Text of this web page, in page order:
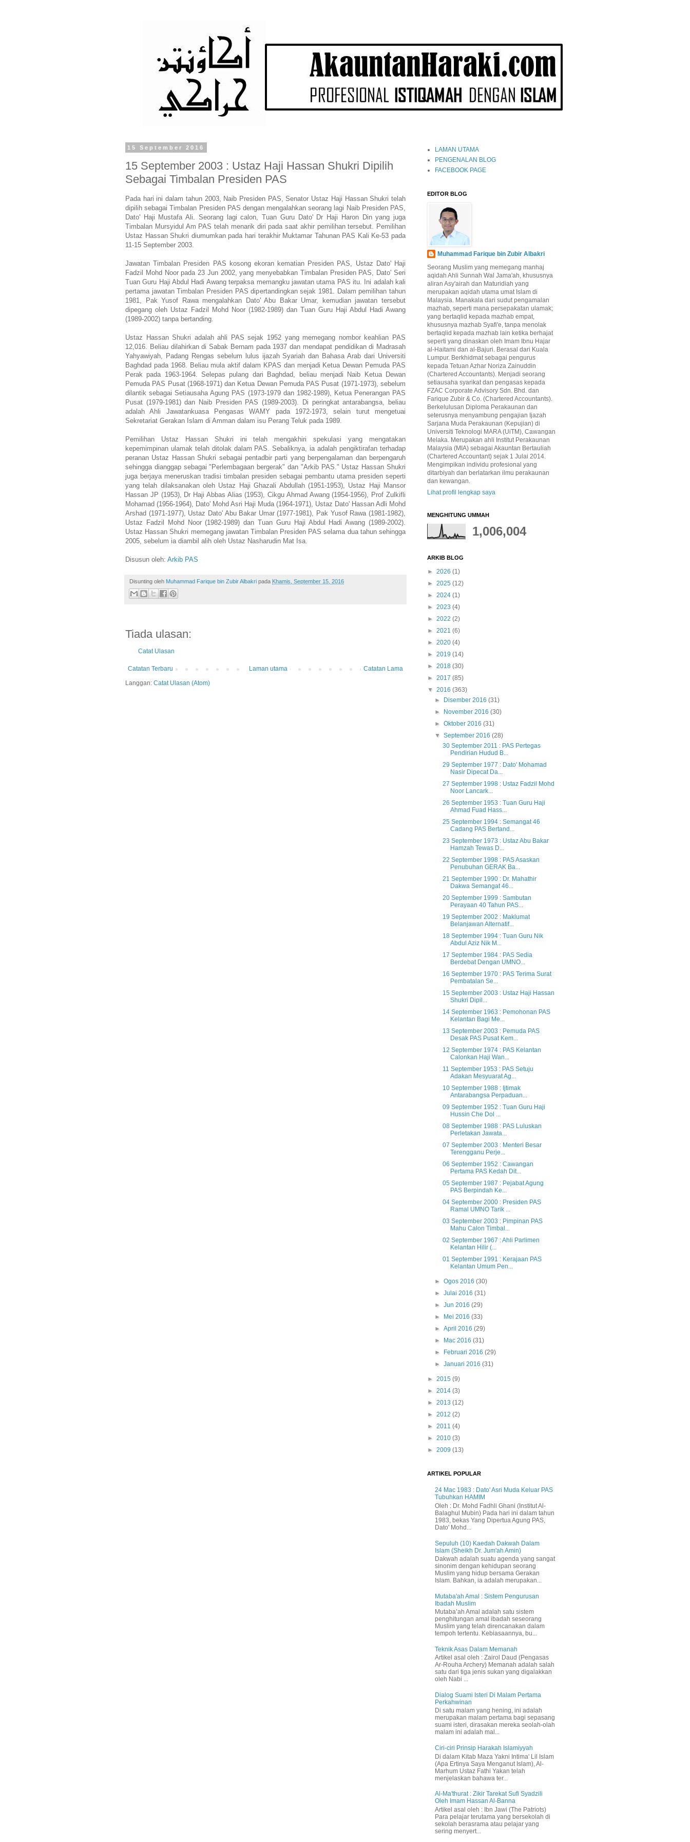
15 September 2016
15 September 2003 : Ustaz Haji Hassan Shukri Dipilih
Sebagai Timbalan Presiden PAS
Pada hari ini dalam tahun 2003, Naib Presiden PAS, Senator Ustaz Haji Hassan Shukri telah
dipilih sebagai Timbalan Presiden PAS dengan mengalahkan seorang lagi Naib Presiden PAS,
Dato' Haji Mustafa Ali. Seorang lagi calon, Tuan Guru Dato' Dr Haji Haron Din yang juga
Timbalan Mursyidul Am PAS telah menarik diri pada saat akhir pemilihan tersebut. Pemilihan
Ustaz Hassan Shukri diumumkan pada hari terakhir Muktamar Tahunan PAS Kali Ke-53 pada
11-15 September 2003.
Jawatan Timbalan Presiden PAS kosong ekoran kematian Presiden PAS, Ustaz Dato' Haji
Fadzil Mohd Noor pada 23 Jun 2002, yang menyebabkan Timbalan Presiden PAS, Dato' Seri
Tuan Guru Haji Abdul Hadi Awang terpaksa memangku jawatan utama PAS itu. Ini adalah kali
pertama jawatan Timbalan Presiden PAS dipertandingkan sejak 1981. Dalam pemilihan tahun
1981, Pak Yusof Rawa mengalahkan Dato' Abu Bakar Umar, kemudian jawatan tersebut
dipegang oleh Ustaz Fadzil Mohd Noor (1982-1989) dan Tuan Guru Haji Abdul Hadi Awang
(1989-2002) tanpa bertanding.
Ustaz Hassan Shukri adalah ahli PAS sejak 1952 yang memegang nombor keahlian PAS
12,016. Beliau dilahirkan di Sabak Bernam pada 1937 dan mendapat pendidikan di Madrasah
Yahyawiyah, Padang Rengas sebelum lulus ijazah Syariah dan Bahasa Arab dari Universiti
Baghdad pada 1968. Beliau mula aktif dalam KPAS dan menjadi Ketua Dewan Pemuda PAS
Perak pada 1963-1964. Selepas pulang dari Baghdad, beliau menjadi Naib Ketua Dewan
Pemuda PAS Pusat (1968-1971) dan Ketua Dewan Pemuda PAS Pusat (1971-1973), sebelum
dilantik sebagai Setiausaha Agung PAS (1973-1979 dan 1982-1989), Ketua Penerangan PAS
Pusat (1979-1981) dan Naib Presiden PAS (1989-2003). Di peringkat antarabangsa, beliau
adalah Ahli Jawatankuasa Pengasas WAMY pada 1972-1973, selain turut mengetuai
Sekretariat Gerakan Islam di Amman dalam isu Perang Teluk pada 1989.
Pemilihan Ustaz Hassan Shukri ini telah mengakhiri spekulasi yang mengatakan
kepemimpinan ulamak telah ditolak dalam PAS. Sebaliknya, ia adalah pengiktirafan terhadap
peranan Ustaz Hassan Shukri sebagai pentadbir parti yang berpengalaman dan berpengaruh
sehingga dianggap sebagai "Perlembagaan bergerak" dan "Arkib PAS." Ustaz Hassan Shukri
juga berjaya meneruskan tradisi timbalan presiden sebagai pembantu utama presiden seperti
yang telah dilaksanakan oleh Ustaz Haji Ghazali Abdullah (1951-1953), Ustaz Haji Mansor
Hassan JP (1953), Dr Haji Abbas Alias (1953), Cikgu Ahmad Awang (1954-1956), Prof Zulkifli
Mohamad (1956-1964), Dato' Mohd Asri Haji Muda (1964-1971), Ustaz Dato' Hassan Adli Mohd
Arshad (1971-1977), Ustaz Dato' Abu Bakar Umar (1977-1981), Pak Yusof Rawa (1981-1982),
Ustaz Fadzil Mohd Noor (1982-1989) dan Tuan Guru Haji Abdul Hadi Awang (1989-2002).
Ustaz Hassan Shukri memegang jawatan Timbalan Presiden PAS selama dua tahun sehingga
2005, sebelum ia diambil alih oleh Ustaz Nasharudin Mat Isa.
Disusun oleh: Arkib PAS
Disunting oleh Muhammad Farique bin Zubir Albakri pada Khamis, September 15, 2016
Tiada ulasan:
Catat Ulasan
Catatan Terbaru Catatan Lama
Laman utama
Langgan: Catat Ulasan (Atom)
LAMAN UTAMA
PENGENALAN BLOG
FACEBOOK PAGE
EDITOR BLOG
Muhammad Farique bin Zubir Albakri
Seorang Muslim yang memegang manhaj
aqidah Ahli Sunnah Wal Jama'ah, khususnya
aliran Asy'airah dan Maturidiah yang
merupakan aqidah utama umat Islam di
Malaysia. Manakala dari sudut pengamalan
mazhab, seperti mana persepakatan ulamak;
yang bertaqlid kepada mazhab empat,
khususnya mazhab Syafi'e, tanpa menolak
bertaqlid kepada mazhab lain ketika berhajat
seperti yang dinaskan oleh Imam Ibnu Hajar
al-Haitami dan al-Bajuri. Berasal dari Kuala
Lumpur. Berkhidmat sebagai pengurus
kepada Tetuan Azhar Noriza Zainuddin
(Chartered Accountants). Menjadi seorang
setiausaha syarikat dan pengasas kepada
FZAC Corporate Advisory Sdn. Bhd. dan
Farique Zubir & Co. (Chartered Accountants).
Berkelulusan Diploma Perakaunan dan
seterusnya menyambung pengajian Ijazah
Sarjana Muda Perakaunan (Kepujian) di
Universiti Teknologi MARA (UiTM), Cawangan
Melaka. Merupakan ahli Institut Perakaunan
Malaysia (MIA) sebagai Akauntan Bertauliah
(Chartered Accountant) sejak 1 Julai 2014.
Mengimpikan individu profesional yang
ditarbiyah dan berlatarkan ilmu perakaunan
dan kewangan.
Lihat profil lengkap saya
MENGHITUNG UMMAH
1,006,004
ARKIB BLOG
► 2026 (1)
► 2025 (12)
► 2024 (1)
► 2023 (4)
► 2022 (2)
► 2021 (6)
► 2020 (4)
► 2019 (14)
► 2018 (30)
► 2017 (85)
▼ 2016 (363)
►
Disember 2016(31)
►
November 2016(30)
►Oktober 2016(31)
▼September 2016(28)
30 September 2011 : PAS Pertegas
Pendirian Hudud B...
29 September 1977 : Dato' Mohamad
Nasir Dipecat Da...
27 September 1998 : Ustaz Fadzil Mohd
Noor Lancark...
26 September 1953 : Tuan Guru Haji
Ahmad Fuad Hass...
25 September 1994 : Semangat 46
Cadang PAS Bertand...
23 September 1973 : Ustaz Abu Bakar
Hamzah Tewas D...
22 September 1998 : PAS Asaskan
Penubuhan GERAK Ba...
21 September 1990 : Dr. Mahathir
Dakwa Semangat 46...
20 September 1999 : Sambutan
Perayaan 40 Tahun PAS...
19 September 2002 : Maklumat
Belanjawan Alternatif...
18 September 1994 : Tuan Guru Nik
Abdul Aziz Nik M...
17 September 1984 : PAS Sedia
Berdebat Dengan UMNO...
16 September 1970 : PAS Terima Surat
Pembatalan Se...
15 September 2003 : Ustaz Haji Hassan
Shukri Dipil...
14 September 1963 : Pemohonan PAS
Kelantan Bagi Me...
13 September 2003 : Pemuda PAS
Desak PAS Pusat Kem...
12 September 1974 : PAS Kelantan
Calonkan Haji Wan...
11 September 1953 : PAS Setuju
Adakan Mesyuarat Ag...
10 September 1988 : Ijtimak
Antarabangsa Perpaduan...
09 September 1952 : Tuan Guru Haji
Hussin Che Dol ...
08 September 1988 : PAS Luluskan
Perletakan Jawata...
07 September 2003 : Menteri Besar
Terengganu Perje...
06 September 1952 : Cawangan
Pertama PAS Kedah Dit...
05 September 1987 : Pejabat Agung
PAS Berpindah Ke...
04 September 2000 : Presiden PAS
Ramal UMNO Tarik ...
03 September 2003 : Pimpinan PAS
Mahu Calon Timbal...
02 September 1967 : Ahli Parlimen
Kelantan Hilir (...
01 September 1991 : Kerajaan PAS
Kelantan Umum Pen...
►Ogos 2016(30)
►Julai 2016(31)
►Jun 2016(29)
►
Mei 2016(33)
►April 2016(29)
►
Mac 2016(31)
►
Februari 2016(29)
►Januari 2016(31)
► 2015 (9)
► 2014 (3)
► 2013 (12)
► 2012 (2)
► 2011 (4)
► 2010 (3)
► 2009 (13)
ARTIKEL POPULAR
24 Mac 1983 : Dato' Asri Muda Keluar PAS
Tubuhkan HAMIM
Oleh : Dr. Mohd Fadhli Ghani (Institut Al-
Balaghul Mubin) Pada hari ini dalam tahun
1983, bekas Yang Dipertua Agung PAS,
Dato' Mohd...
Sepuluh (10) Kaedah Dakwah Dalam
Islam (Sheikh Dr. Jum'ah Amin)
Dakwah adalah suatu agenda yang sangat
sinonim dengan kehidupan seorang
Muslim yang hidup bersama Gerakan
Islam. Bahkan, ia adalah merupakan...
Mutaba'ah Amal : Sistem Pengurusan
Ibadah Muslim
Mutaba’ah Amal adalah satu sistem
penghitungan amal ibadah seseorang
Muslim yang telah direncanakan dalam
tempoh tertentu. Kebiasaannya, bu...
Teknik Asas Dalam Memanah
Artikel asal oleh : Zairol Daud (Pengasas
Ar-Rouha Archery) Memanah adalah salah
satu dari tiga jenis sukan yang digalakkan
oleh Nabi ...
Dialog Suami Isteri Di Malam Pertama
Perkahwinan
Di satu malam yang hening, ini adalah
merupakan malam pertama bagi sepasang
suami isteri, dirasakan mereka seolah-olah
malam ini adalah mal...
Ciri-ciri Prinsip Harakah Islamiyyah
Di dalam Kitab Maza Yakni Intima' Lil Islam
(Apa Ertinya Saya Menganut Islam), Al-
Marhum Ustaz Fathi Yakan telah
menjelaskan bahawa ter...
Al-Ma'thurat : Zikir Tarekat Sufi Syadzili
Oleh Imam Hassan Al-Banna
Artikel asal oleh : Ibn Jawi (The Patriots)
Para pelajar terutama yang bersekolah di
sekolah berasrama atau pelajar yang
sering menyert...